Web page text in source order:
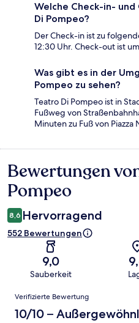
Welche Check-in-
Di Pompeo?
Der Check-in ist zu
12:30 Uhr. Check-out ist
Was gibt es in der
Pompeo zu sehen?
Teatro Di Pompeo ist in
Fußweg von
Minuten zu Fuß von
Bewertungen
Bewertungen
Pompeo
8,6 Hervorragend
552 Bewertungen
9,0
Sauberkeit
Bewertungen
Verifizierte Bewertung
10/10 –